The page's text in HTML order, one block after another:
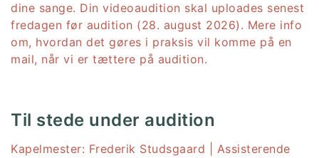
dine sange. Din videoaudition skal uploades senest
fredagen før audition (28. august 2026). Mere info
om, hvordan det gøres i praksis vil komme på en
mail, når vi er tættere på audition.
Til stede under audition
Kapelmester: Frederik Studsgaard | Assisterende